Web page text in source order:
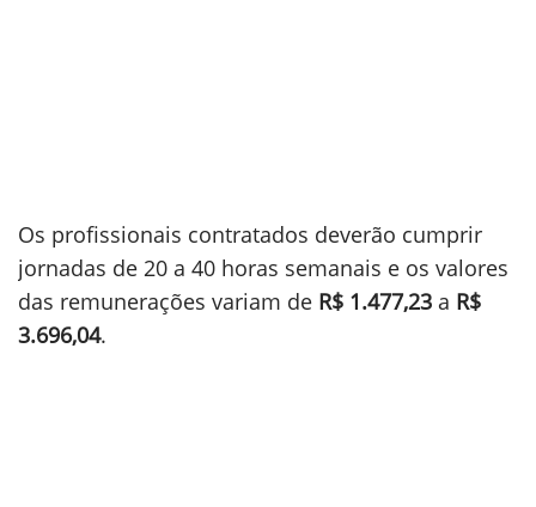
Os profissionais contratados deverão cumprir
jornadas de 20 a 40 horas semanais e os valores
das remunerações variam de R$ 1.477,23 a R$
3.696,04.